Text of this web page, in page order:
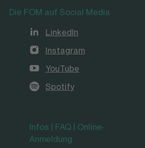
Die FOM auf Social Media
LinkedIn
Instagram
YouTube
Spotify
Infos | FAQ | Online-
Anmeldung